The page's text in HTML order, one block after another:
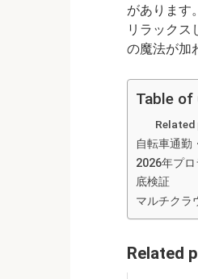
があります
リラックス
の魔法が加
Table of
Related
自転車通勤
2026年プ
底検証
マルチクラ
Related